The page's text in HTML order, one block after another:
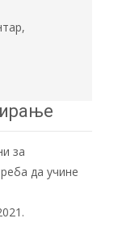
за
да учине